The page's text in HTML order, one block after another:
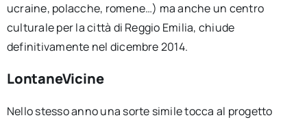
ucraine, polacche, romene…) ma anche un centro
culturale per la città di Reggio Emilia, chiude
definitivamente nel dicembre 2014.
LontaneVicine
Nello stesso anno una sorte simile tocca al progetto